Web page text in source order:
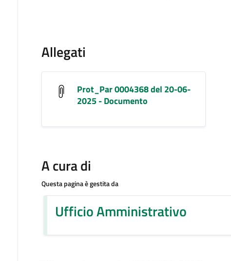
Allegati
Prot_Par 0004368 del 20-06-
2025 - Documento
A cura di
Questa pagina è gestita da
Ufficio Amministrativo